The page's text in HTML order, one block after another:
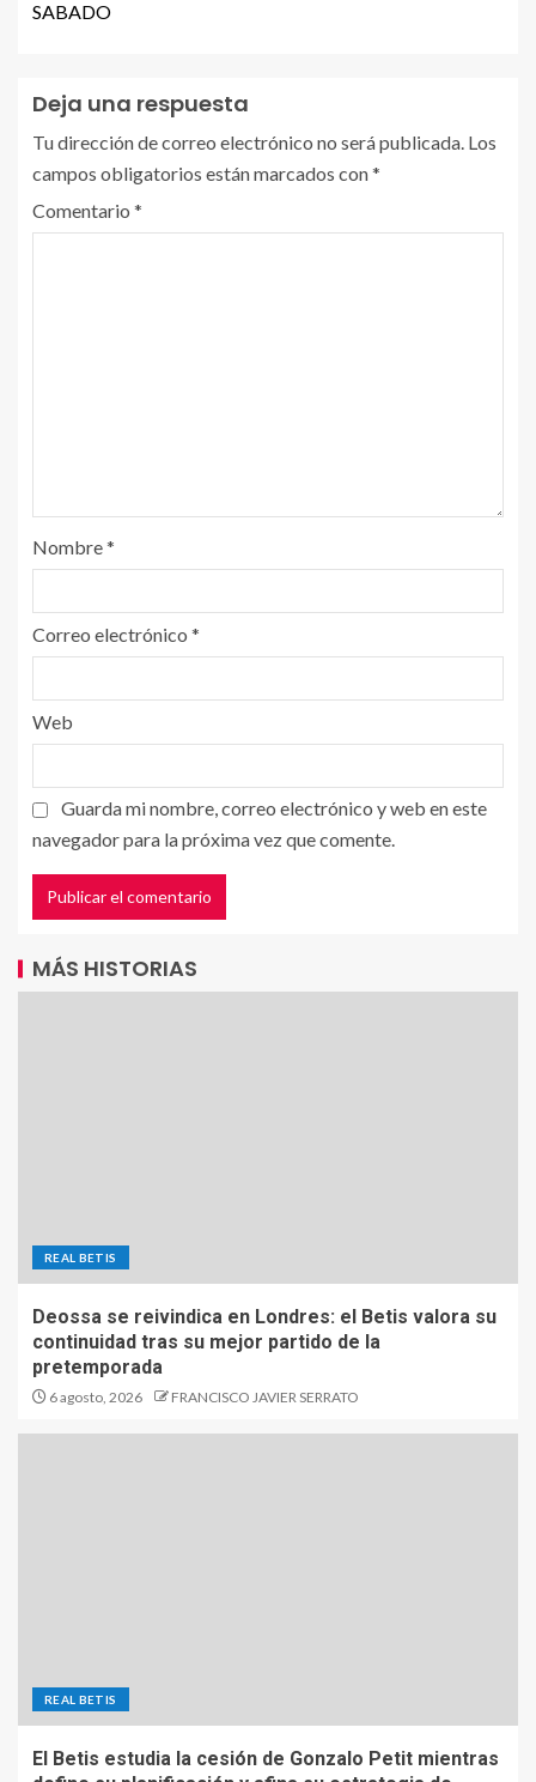
SABADO
Deja una respuesta
Tu dirección de correo electrónico no será publicada. Los
campos obligatorios están marcados con*
Comentario *
Nombre*
Correo electrónico *
Web
Guarda mi nombre, correo electrónico y web en este
navegador para la próxima vez que comente.
MÁS HISTORIAS
REAL BETIS
Deossa se reivindica en Londres: el Betis valora su
continuidad tras su mejor partido de la
pretemporada
6 agosto, 2026 FRANCISCO JAVIER SERRATO
REAL BETIS
El Betis estudia la cesión de Gonzalo Petit mientras